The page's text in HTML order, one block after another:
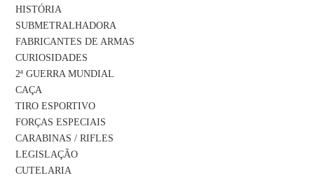
HISTÓRIA
SUBMETRALHADORA
FABRICANTES DE ARMAS
CURIOSIDADES
2ª GUERRA MUNDIAL
CAÇA
TIRO ESPORTIVO
FORÇAS ESPECIAIS
CARABINAS / RIFLES
LEGISLAÇÃO
CUTELARIA